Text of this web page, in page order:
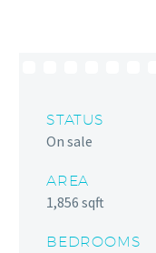
STATUS
On sale
AREA
1,856 sqft
BEDROOMS